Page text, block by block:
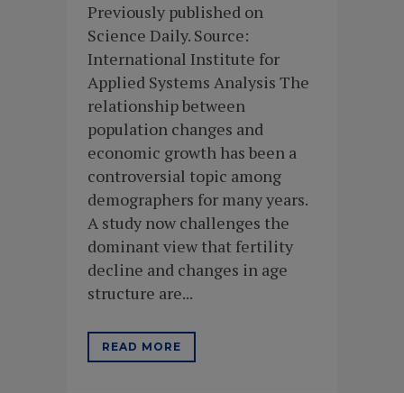
Previously published on
Science Daily. Source:
International Institute for
Applied Systems Analysis The
relationship between
population changes and
economic growth has been a
controversial topic among
demographers for many years.
A study now challenges the
dominant view that fertility
decline and changes in age
structure are...
READ MORE